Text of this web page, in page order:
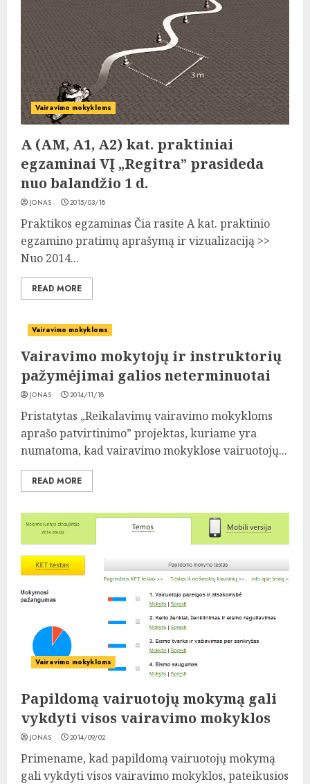
Vairavimo mokykloms
A (AM, A1, A2) kat. praktiniai
egzaminai VĮ „Regitra” prasideda
nuo balandžio 1 d.
JONAS 2015/03/18
Praktikos egzaminas Čia rasite A kat. praktinio
egzamino pratimų aprašymą ir vizualizaciją >>
Nuo 2014...
READ MORE
Vairavimo mokykloms
Vairavimo mokytojų ir instruktorių
pažymėjimai galios neterminuotai
JONAS 2014/11/18
Pristatytas „Reikalavimų vairavimo mokykloms
aprašo patvirtinimo” projektas, kuriame yra
numatoma, kad vairavimo mokyklose vairuotojų...
READ MORE
Vairavimo mokykloms
Papildomą vairuotojų mokymą gali
vykdyti visos vairavimo mokyklos
JONAS 2014/09/02
Primename, kad papildomą vairuotojų mokymą
gali vykdyti visos vairavimo mokyklos, pateikusios